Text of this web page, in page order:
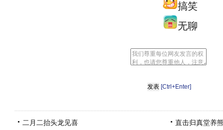
搞笑
无聊
[Ctrl+Enter]
二月二抬头龙见喜 直击归真堂养